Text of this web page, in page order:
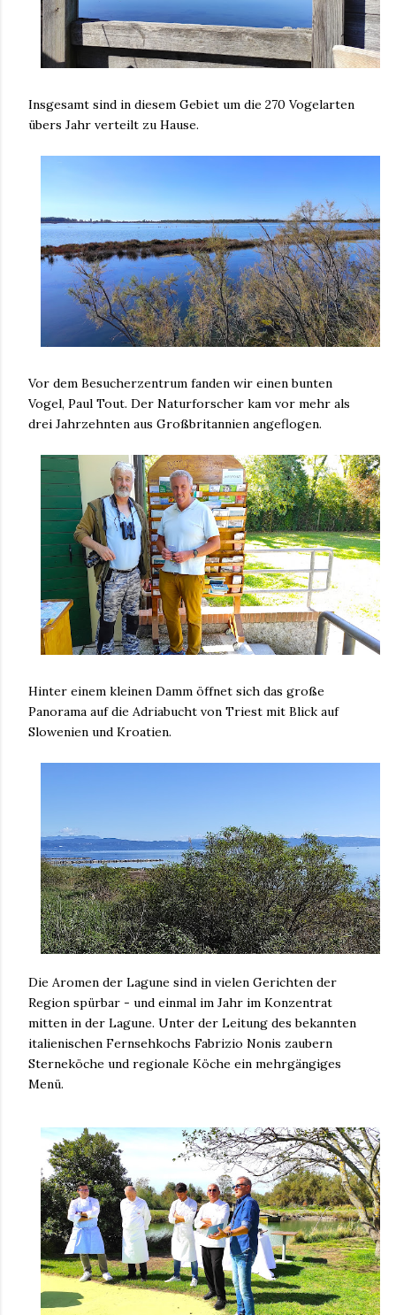
Insgesamt sind in diesem Gebiet um die 270 Vogelarten
übers Jahr verteilt zu Hause.
Vor dem Besucherzentrum fanden wir einen bunten
Vogel, Paul Tout. Der Naturforscher kam vor mehr als
drei Jahrzehnten aus Großbritannien angeflogen.
Hinter einem kleinen Damm öffnet sich das große
Panorama auf die Adriabucht von Triest mit Blick auf
Slowenien und Kroatien.
Die Aromen der Lagune sind in vielen Gerichten der
Region spürbar - und einmal im Jahr im Konzentrat
mitten in der Lagune. Unter der Leitung des bekannten
italienischen Fernsehkochs Fabrizio Nonis zaubern
Sterneköche und regionale Köche ein mehrgängiges
Menü.